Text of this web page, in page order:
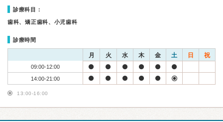
診療科目：
歯科、矯正歯科、小児歯科
診療時間
月 火 水 木 金 土 日 祝
09:00-12:00
14:00-21:00
13:00-16:00